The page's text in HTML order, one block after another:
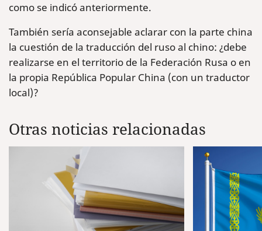
como se indicó anteriormente.
También sería aconsejable aclarar con la parte china
la cuestión de la traducción del ruso al chino: ¿debe
realizarse en el territorio de la Federación Rusa o en
la propia República Popular China (con un traductor
local)?
Otras noticias relacionadas